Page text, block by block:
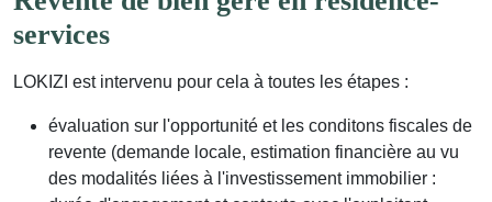
services
LOKIZI est intervenu pour cela à toutes les étapes :
évaluation sur l'opportunité et les conditons fiscales de
revente (demande locale, estimation financière au vu
des modalités liées à l'investissement immobilier :